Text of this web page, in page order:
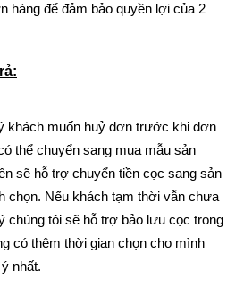
hàng để đảm bảo quyền lợi của 2
khách muốn huỷ đơn trước khi đơn
thể chuyển sang mua mẫu sản
sẽ hỗ trợ chuyển tiền cọc sang sản
chọn. Nếu khách tạm thời vẫn chưa
chúng tôi sẽ hỗ trợ bảo lưu cọc trong
có thêm thời gian chọn cho mình
nhất.